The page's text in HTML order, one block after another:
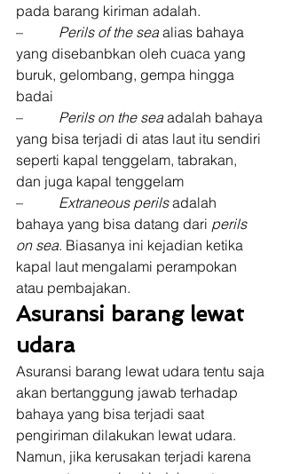
pada barang kiriman adalah.
–
Perils of the sea alias bahaya
yang disebanbkan oleh cuaca yang
buruk, gelombang, gempa hingga
badai
– Perils on the sea adalah bahaya
yang bisa terjadi di atas laut itu sendiri
seperti kapal tenggelam, tabrakan,
dan juga kapal tenggelam
–
Extraneous perils adalah
bahaya yang bisa datang dari perils
on sea. Biasanya ini kejadian ketika
kapal laut mengalami perampokan
atau pembajakan.
Asuransi barang lewat
udara
Asuransi barang lewat udara tentu saja
akan bertanggung jawab terhadap
bahaya yang bisa terjadi saat
pengiriman dilakukan lewat udara.
Namun, jika kerusakan terjadi karena